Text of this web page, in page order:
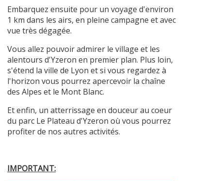
Embarquez ensuite pour un voyage d'environ
1 km dans les airs, en pleine campagne et avec
vue très dégagée.
Vous allez pouvoir admirer le village et les
alentours d'Yzeron en premier plan. Plus loin,
s'étend la ville de Lyon et si vous regardez à
l'horizon vous pourrez apercevoir la chaîne
des Alpes et le Mont Blanc.
Et enfin, un atterrissage en douceur au coeur
du parc Le Plateau d'Yzeron où vous pourrez
profiter de nos autres activités.
IMPORTANT: